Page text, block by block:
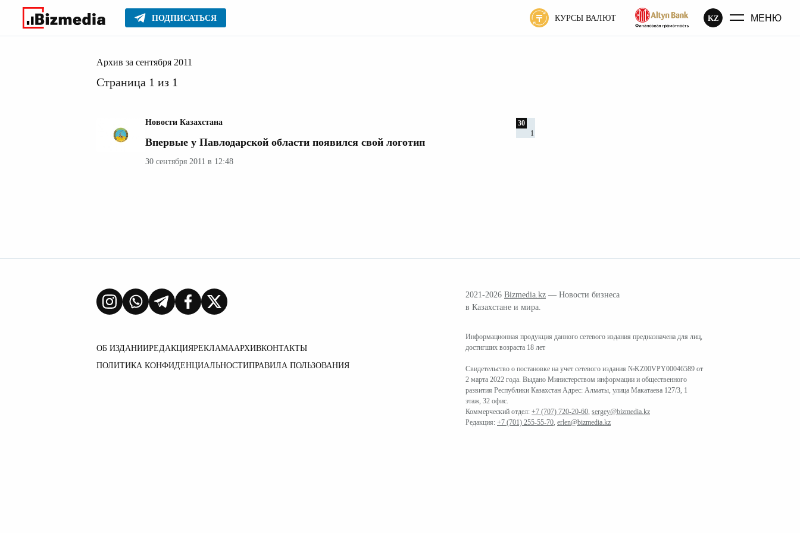
ПОДПИСАТЬСЯ КУРСЫ ВАЛЮТ KZ МЕНЮ
Главное Архив 2011
Архив за сентября 2011
Страница 1 из 1
Новости Казахстана
Впервые у Павлодарской области появился свой логотип
30 сентября 2011 в 12:48
30
1
ОБ ИЗДАНИИРЕДАКЦИЯРЕКЛАМААРХИВКОНТАКТЫ
ПОЛИТИКА КОНФИДЕНЦИАЛЬНОСТИПРАВИЛА ПОЛЬЗОВАНИЯ
2021-2026 Bizmedia.kz — Новости бизнеса
в Казахстане и мира.
Информационная продукция данного сетевого издания предназначена для лиц,
достигших возраста 18 лет
Свидетельство о постановке на учет сетевого издания №KZ00VPY00046589 от
2 марта 2022 года. Выдано Министерством информации и общественного
развития Республики Казахстан Адрес: Алматы, улица Макатаева 127/3, 1
этаж, 32 офис.
Коммерческий отдел: +7 (707) 720-20-60, sergey@bizmedia.kz
Редакция: +7 (701) 255-55-70, erlen@bizmedia.kz